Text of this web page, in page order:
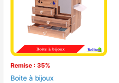
Remise : 35%
Boite à bijoux